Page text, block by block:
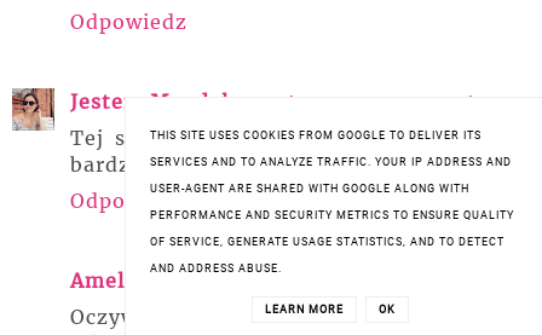
Odpowiedz
Jestem Magdalena
14 czerwca 2020 14:09
Tej serii niestety nie miałam ale ogólnie
bardzo lubię kosmetyki tej marki :)
Odpowiedz
Amelia
Oczywiście, że możliwe. Znam już kilka
THIS SITE USES COOKIES FROM GOOGLE TO DELIVER ITS
SERVICES AND TO ANALYZE TRAFFIC. YOUR IP ADDRESS AND
USER-AGENT ARE SHARED WITH GOOGLE ALONG WITH
PERFORMANCE AND SECURITY METRICS TO ENSURE QUALITY
OF SERVICE, GENERATE USAGE STATISTICS, AND TO DETECT
AND ADDRESS ABUSE.
LEARN MORE OK